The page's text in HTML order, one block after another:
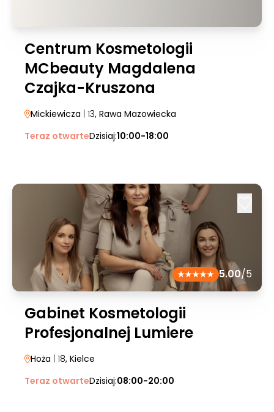
Centrum Kosmetologii
MCbeauty Magdalena
Czajka-Kruszona
Mickiewicza | 13, Rawa Mazowiecka
Teraz otwarteDzisiaj:10:00-18:00
5.00/5
Gabinet Kosmetologii
Profesjonalnej Lumiere
Hoża | 18, Kielce
Teraz otwarteDzisiaj:08:00-20:00